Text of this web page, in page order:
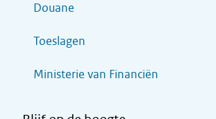
Douane
Toeslagen
Ministerie van Financiën